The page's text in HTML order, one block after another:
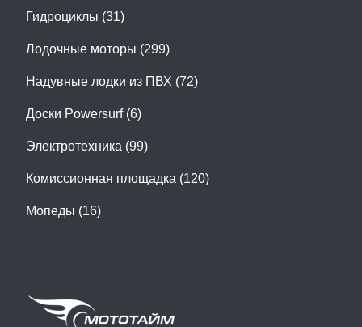
Гидроциклы (31)
Лодочные моторы (299)
Надувные лодки из ПВХ (72)
Доски Powersurf (6)
Электротехника (99)
Комиссионная площадка (120)
Мопеды (16)